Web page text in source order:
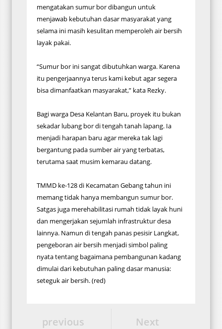
mengatakan sumur bor dibangun untuk
menjawab kebutuhan dasar masyarakat yang
selama ini masih kesulitan memperoleh air bersih
layak pakai.
“Sumur bor ini sangat dibutuhkan warga. Karena
itu pengerjaannya terus kami kebut agar segera
bisa dimanfaatkan masyarakat,” kata Rezky.
Bagi warga Desa Kelantan Baru, proyek itu bukan
sekadar lubang bor di tengah tanah lapang. Ia
menjadi harapan baru agar mereka tak lagi
bergantung pada sumber air yang terbatas,
terutama saat musim kemarau datang.
TMMD ke-128 di Kecamatan Gebang tahun ini
memang tidak hanya membangun sumur bor.
Satgas juga merehabilitasi rumah tidak layak huni
dan mengerjakan sejumlah infrastruktur desa
lainnya. Namun di tengah panas pesisir Langkat,
pengeboran air bersih menjadi simbol paling
nyata tentang bagaimana pembangunan kadang
dimulai dari kebutuhan paling dasar manusia:
seteguk air bersih. (red)
Next
previous